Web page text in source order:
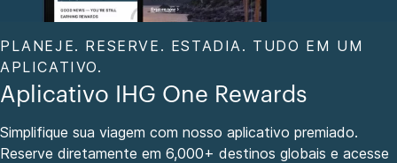
PLANEJE. RESERVE. ESTADIA. TUDO EM UM
APLICATIVO.
Aplicativo IHG One Rewards
Simplifique sua viagem com nosso aplicativo premiado.
Reserve diretamente em 6,000+ destinos globais e acesse